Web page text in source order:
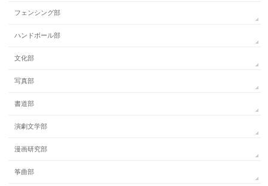
フェンシング部
ハンドボール部
文化部
写真部
書道部
演劇文学部
漫画研究部
筝曲部